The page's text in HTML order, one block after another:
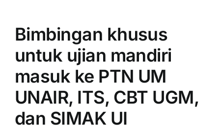
CONTACT US
Bimbingan khusus
untuk ujian mandiri
masuk ke PTN UM
UNAIR, ITS, CBT UGM,
dan SIMAK UI